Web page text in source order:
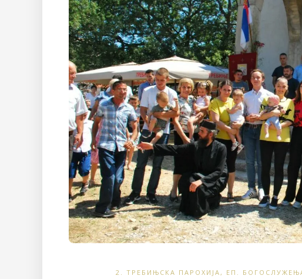
2. ТРЕБИЊСКА ПАРОХИЈА, ЕП.